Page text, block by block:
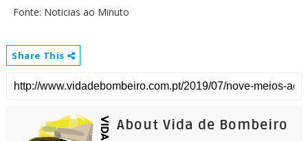
Fonte: Noticias ao Minuto
Share This
About Vida de Bombeiro